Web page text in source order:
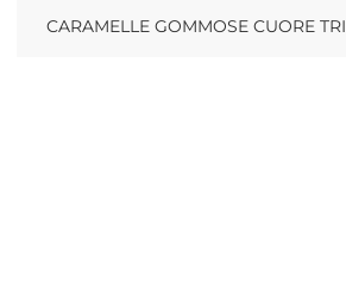
CARAMELLE GOMMOSE CUORE